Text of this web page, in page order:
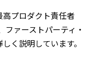
プロダクト責任者
ファーストパーティ・
く説明しています。